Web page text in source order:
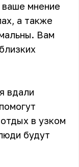
мнение
а также
Вам
вдали
в узком
будут